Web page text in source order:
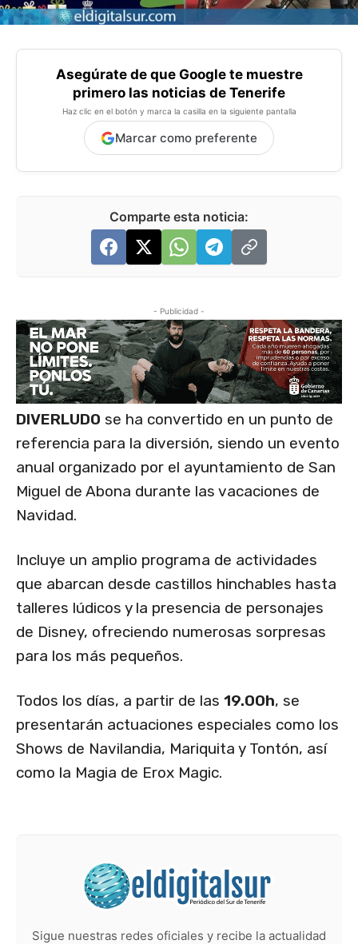
Asegúrate de que Google te muestre
primero las noticias de Tenerife
Haz clic en el botón y marca la casilla en la siguiente pantalla
Marcar como preferente
Comparte esta noticia:
- Publicidad -
DIVERLUDO se ha convertido en un punto de
referencia para la diversión, siendo un evento
anual organizado por el ayuntamiento de San
Miguel de Abona durante las vacaciones de
Navidad.
Incluye un amplio programa de actividades
que abarcan desde castillos hinchables hasta
talleres lúdicos y la presencia de personajes
de Disney, ofreciendo numerosas sorpresas
para los más pequeños.
Todos los días, a partir de las 19.00h, se
presentarán actuaciones especiales como los
Shows de Navilandia, Mariquita y Tontón, así
como la Magia de Erox Magic.
Sigue nuestras redes oficiales y recibe la actualidad